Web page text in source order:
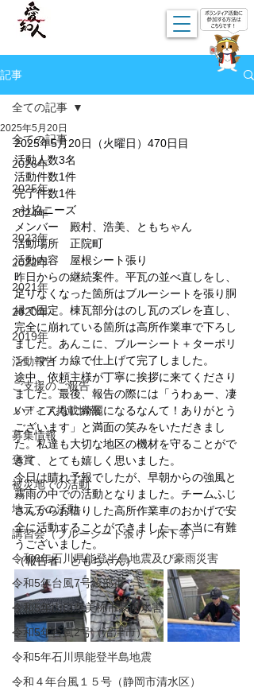
記事
全ての記事
2026年
2025年
2024年
2023年
2022年
2021年
2020年
2019年
活動報告
ご支援のご報告
メディア掲載情報
募集情報
褒賞
被災地での活動
地元での活動
講習会（ブルーシート張り・床下等）
令和6年石川県能登半島地震及び豪雨災害
令和5年台風7号綾部市
令和5年山口県美祢市豪雨水害
令和5年台風2号（沼津市）
令和5年石川県能登半島地震
令和４年台風１５号（静岡市清水区）
全ての記事
2025年5月20日
2025年5月20日（火曜日）470日目
活動人数3名
活動件数1件
完了件数1件
○社協ニーズ
メンバー　殿村、浩美、ともちゃん
活動場所　正院町
活動内容　屋根シート張り
昨日からの継続案件。平瓦の並べ直しをし、
足りなくなった箇所はブルーシートを張り胴
縁で固定。棟瓦部分はのし瓦のズレを直し、
完全に崩れている箇所は高所作業車で下ろし
ました。あんこに、ブルーシート＋ターポリ
ン、マイカ線で仕上げて完了しました。
途中、依頼主様が丁寧に挨拶に来てくださり
ました。最後、報告の際には「うわぁー、凄
い！こんなに綺麗になるなんて！ありがとう
ございます」と満面の笑みをいただきまし
た。私達も大切な地区の機材を守ることがで
きて、とても嬉しく思いました。
今日は晴れ予報でしたが、早朝からの強風と
霧雨の中での活動となりました。チームふじ
さんからお借りした高所作業車のおかげで安
全に活動することができました。本当に有難
うございました。
（報告者　ともちゃん）